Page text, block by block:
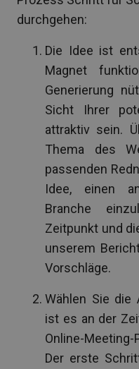
durchgehen:
Die Idee ist
Magnet
Generierung
Sicht Ihrer
attraktiv sein.
Thema des
passenden
Idee, einen
Branche
Zeitpunkt und
unserem
Vorschläge.
Wählen Sie die
ist es an der
Online-
Der erste